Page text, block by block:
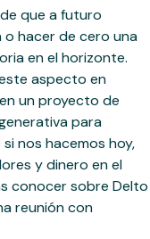
que a futuro
o hacer de cero una
en el horizonte.
aspecto en
un proyecto de
para
nos hacemos hoy,
y dinero en el
conocer sobre Delto
reunión con